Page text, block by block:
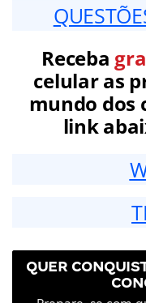
Receba
celular as
mundo dos
link
QUER